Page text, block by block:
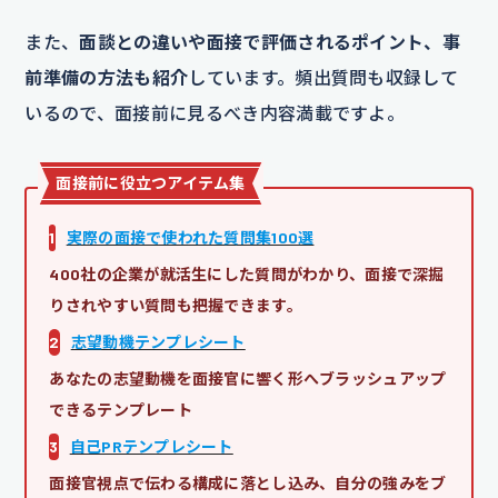
また、面談との違いや面接で評価されるポイント、事
前準備の方法も紹介 しています。頻出質問も収録して
いるので、面接前に見るべき内容満載ですよ。
面接前に役立つアイテム集
1
実際の面接で使われた質問集100選
400社の企業が就活生にした質問がわかり、面接で深掘
りされやすい質問も把握できます。
2
志望動機テンプレシート
あなたの志望動機を面接官に響く形へブラッシュアップ
できるテンプレート
3
自己PRテンプレシート
面接官視点で伝わる構成に落とし込み、自分の強みをブ